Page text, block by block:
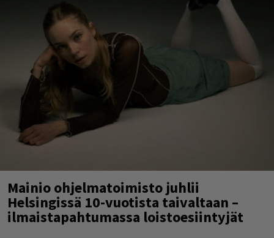
Mainio ohjelmatoimisto juhlii
Helsingissä 10-vuotista taivaltaan –
ilmaistapahtumassa loistoesiintyjät